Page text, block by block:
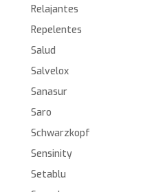
Relajantes
Repelentes
Salud
Salvelox
Sanasur
Saro
Schwarzkopf
Sensinity
Setablu